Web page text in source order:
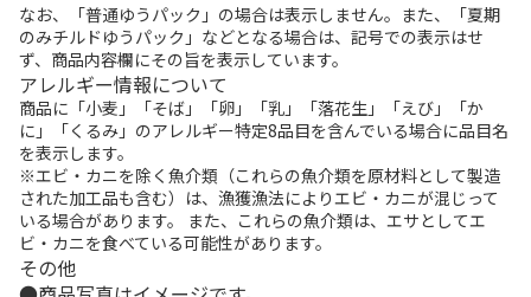
なお、「普通ゆうパック」の場合は表示しません。また、「夏期
のみチルドゆうパック」などとなる場合は、記号での表示はせ
ず、商品内容欄にその旨を表示しています。
アレルギー情報について
商品に「小麦」「そば」「卵」「乳」「落花生」「えび」「か
に」「くるみ」のアレルギー特定8品目を含んでいる場合に品目名
を表示します。
※エビ・カニを除く魚介類（これらの魚介類を原材料として製造
された加工品も含む）は、漁獲漁法によりエビ・カニが混じって
いる場合があります。 また、これらの魚介類は、エサとしてエ
ビ・カニを食べている可能性があります。
その他